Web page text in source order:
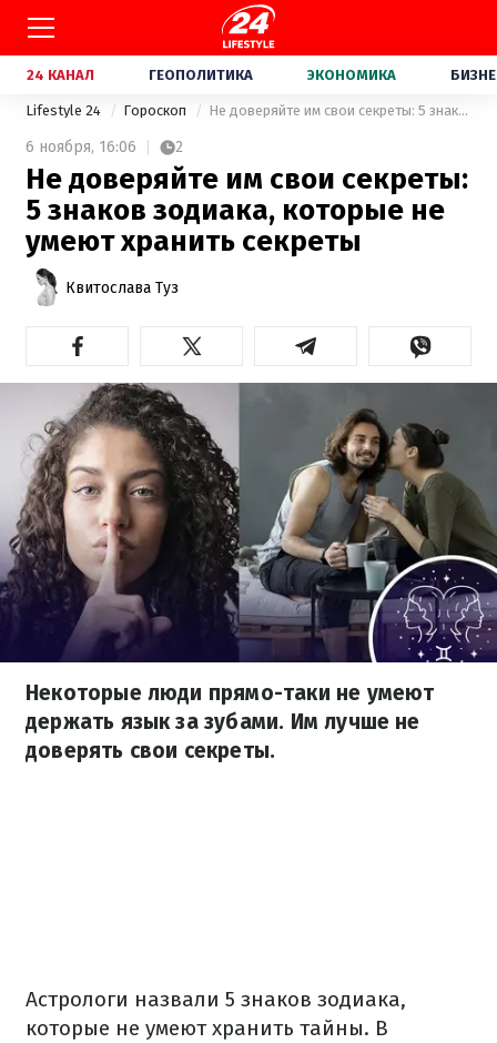
24 КАНАЛ ГЕОПОЛИТИКА ЭКОНОМИКА
Lifestyle 24 Гороскоп Не доверяйте им свои секреты: 5 знаков зодиака, которые не умеют хранить секреты
6 ноября, 16:06 2
Не доверяйте им свои секреты:
5 знаков зодиака, которые не
умеют хранить секреты
Квитослава Туз
Некоторые люди прямо-таки не умеют
держать язык за зубами. Им лучше не
доверять свои секреты.
Астрологи назвали 5 знаков зодиака,
которые не умеют хранить тайны. В